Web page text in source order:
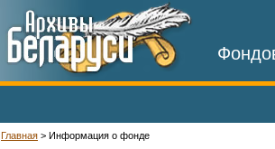
Главная > Информация о фонде